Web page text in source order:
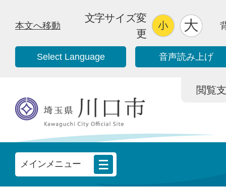
本文へ移動
文字サイズ変
更
Select Language 音声読み上げ
閲覧
メインメニュー